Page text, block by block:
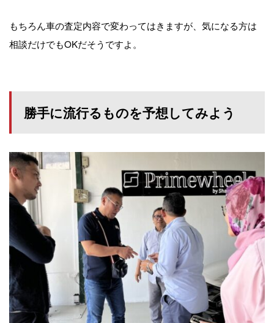
もちろん車の査定内容で変わってはきますが、気になる方は
相談だけでもOKだそうですよ。
勝手に流行るものを予想してみよう